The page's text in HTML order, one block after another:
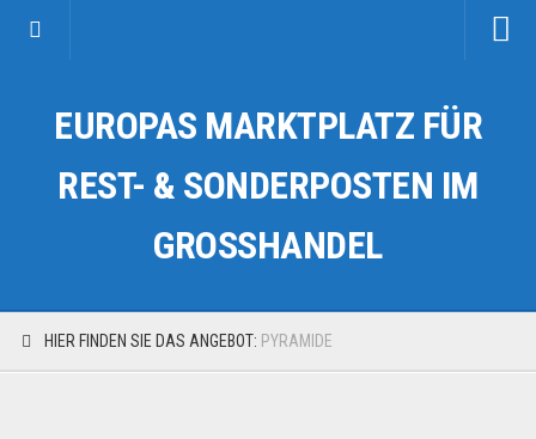
Kategorien
Auto & Motorrad
Fahrzeuge & Transport
EUROPAS MARKTPLATZ FÜR
REST- & SONDERPOSTEN IM
GROSSHANDEL
HIER FINDEN SIE DAS ANGEBOT: PYRAMIDE